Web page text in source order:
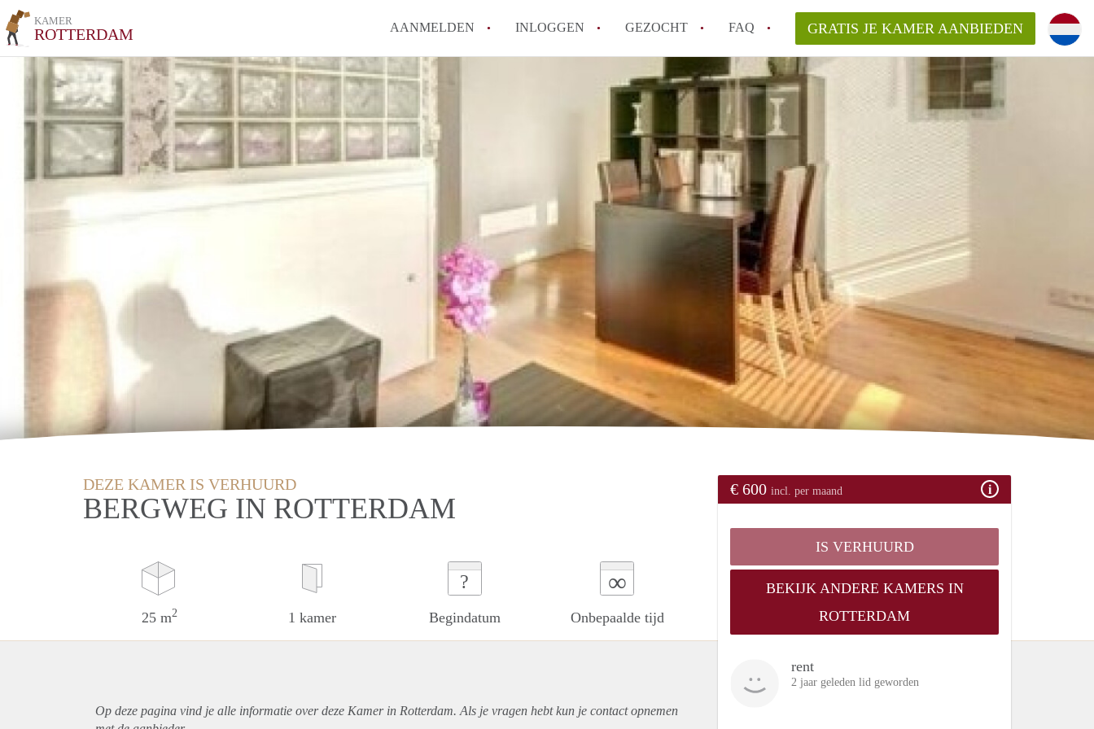
KAMER
ROTTERDAM AANMELDEN INLOGGEN GEZOCHT FAQ
Moet ik mij inschrijven bij de gemeente als ik een kamer huur in
Rotterdam?
Hoe groot is de kans dat ik snel een kamer vind?
Wat kost een studentenkamer gemiddeld in Rotterdam?
In welke wijken van Rotterdam kan ik het beste wonen als student?
Hoe vind ik een kamer in Rotterdam?
Alle veelgestelde vragen
GRATIS JE KAMER AANBIEDEN
DEZE KAMER IS VERHUURD
BERGWEG IN ROTTERDAM
25 m2 1 kamer
?
Begindatum
∞
Onbepaalde tijd
€ 600 incl. per maand
IS VERHUURD
BEKIJK ANDERE KAMERS IN
ROTTERDAM
rent
2 jaar geleden lid geworden
Op deze pagina vind je alle informatie over deze Kamer in Rotterdam. Als je vragen hebt kun je contact opnemen